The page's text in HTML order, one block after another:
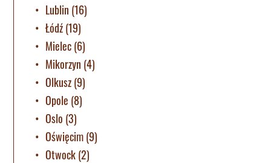
Lublin (16)
Łódź(19)
Mielec(6)
Mikorzyn (4)
Olkusz(9)
Opole (8)
Oslo (3)
Oświęcim(9)
Otwock(2)